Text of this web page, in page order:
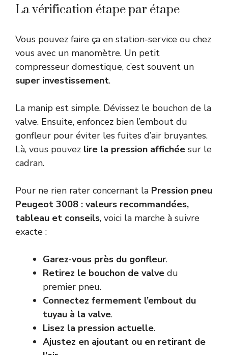
La vérification étape par étape
Vous pouvez faire ça en station-service ou chez
vous avec un manomètre. Un petit
compresseur domestique, c’est souvent un
super investissement.
La manip est simple. Dévissez le bouchon de la
valve. Ensuite, enfoncez bien l’embout du
gonfleur pour éviter les fuites d’air bruyantes.
Là, vous pouvez lire la pression affichée sur le
cadran.
Pour ne rien rater concernant la Pression pneu
Peugeot 3008 : valeurs recommandées,
tableau et conseils, voici la marche à suivre
exacte :
Garez-vous près du gonfleur.
Retirez le bouchon de valve du
premier pneu.
Connectez fermement l’embout du
tuyau à la valve.
Lisez la pression actuelle.
Ajustez en ajoutant ou en retirant de